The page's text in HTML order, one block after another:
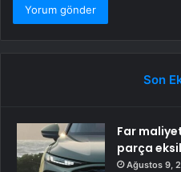
Son
Far
parça
Ağustos 9,